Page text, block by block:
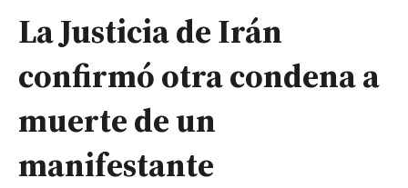
La Justicia de Irán
confirmó otra condena a
muerte de un
manifestante